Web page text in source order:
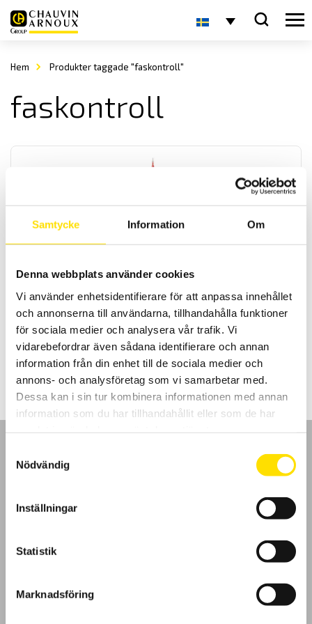
Samtycke Information Om
Denna webbplats använder cookies
Vi använder enhetsidentifierare för att anpassa innehållet
och annonserna till användarna, tillhandahålla funktioner
för sociala medier och analysera vår trafik. Vi
vidarebefordrar även sådana identifierare och annan
information från din enhet till de sociala medier och
annons- och analysföretag som vi samarbetar med.
Dessa kan i sin tur kombinera informationen med annan
information som du har tillhandahållit eller som de har
Nödvändig
Inställningar
Statistik
Marknadsföring
Hem Produkter taggade "faskontroll"
faskontroll
EN 61243-3
driftspänning enligt EN 61243-3. Med låg ingångsimpedans för
mätning upp till 690 V AC / 750 DC med 600 V kat IV
spänningskategori.
275.00kr –1,115.00krPrisintervall:
275.00 kr
till
1,115.00 kr
LÄS MER